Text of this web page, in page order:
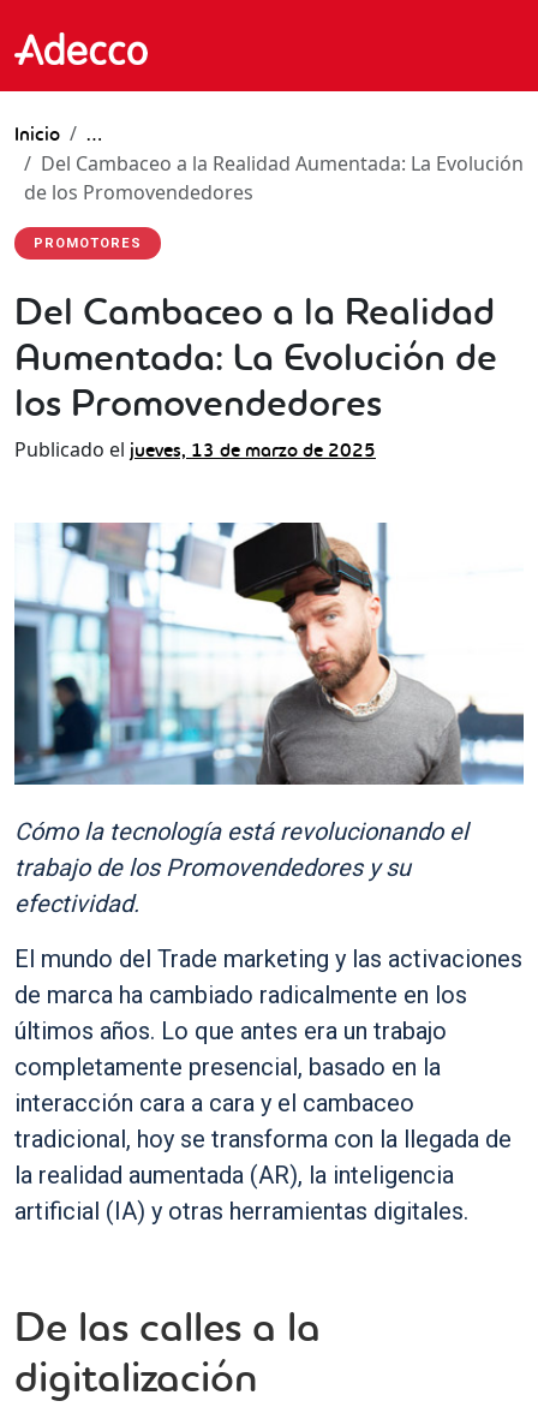
Inicio …
Del Cambaceo a la Realidad Aumentada: La Evolución
de los Promovendedores
PROMOTORES
Del Cambaceo a la Realidad
Aumentada: La Evolución de
los Promovendedores
Publicado el jueves, 13 de marzo de 2025
Cómo la tecnología está revolucionando el
trabajo de los Promovendedores y su
efectividad.
El mundo del Trade marketing y las activaciones
de marca ha cambiado radicalmente en los
últimos años. Lo que antes era un trabajo
completamente presencial, basado en la
interacción cara a cara y el cambaceo
tradicional, hoy se transforma con la llegada de
la realidad aumentada (AR), la inteligencia
artificial (IA) y otras herramientas digitales.
De las calles a la
digitalización